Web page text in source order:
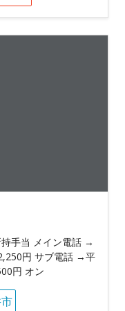
持手当 メイン電話 →
円 サブ電話 →平
円 オン